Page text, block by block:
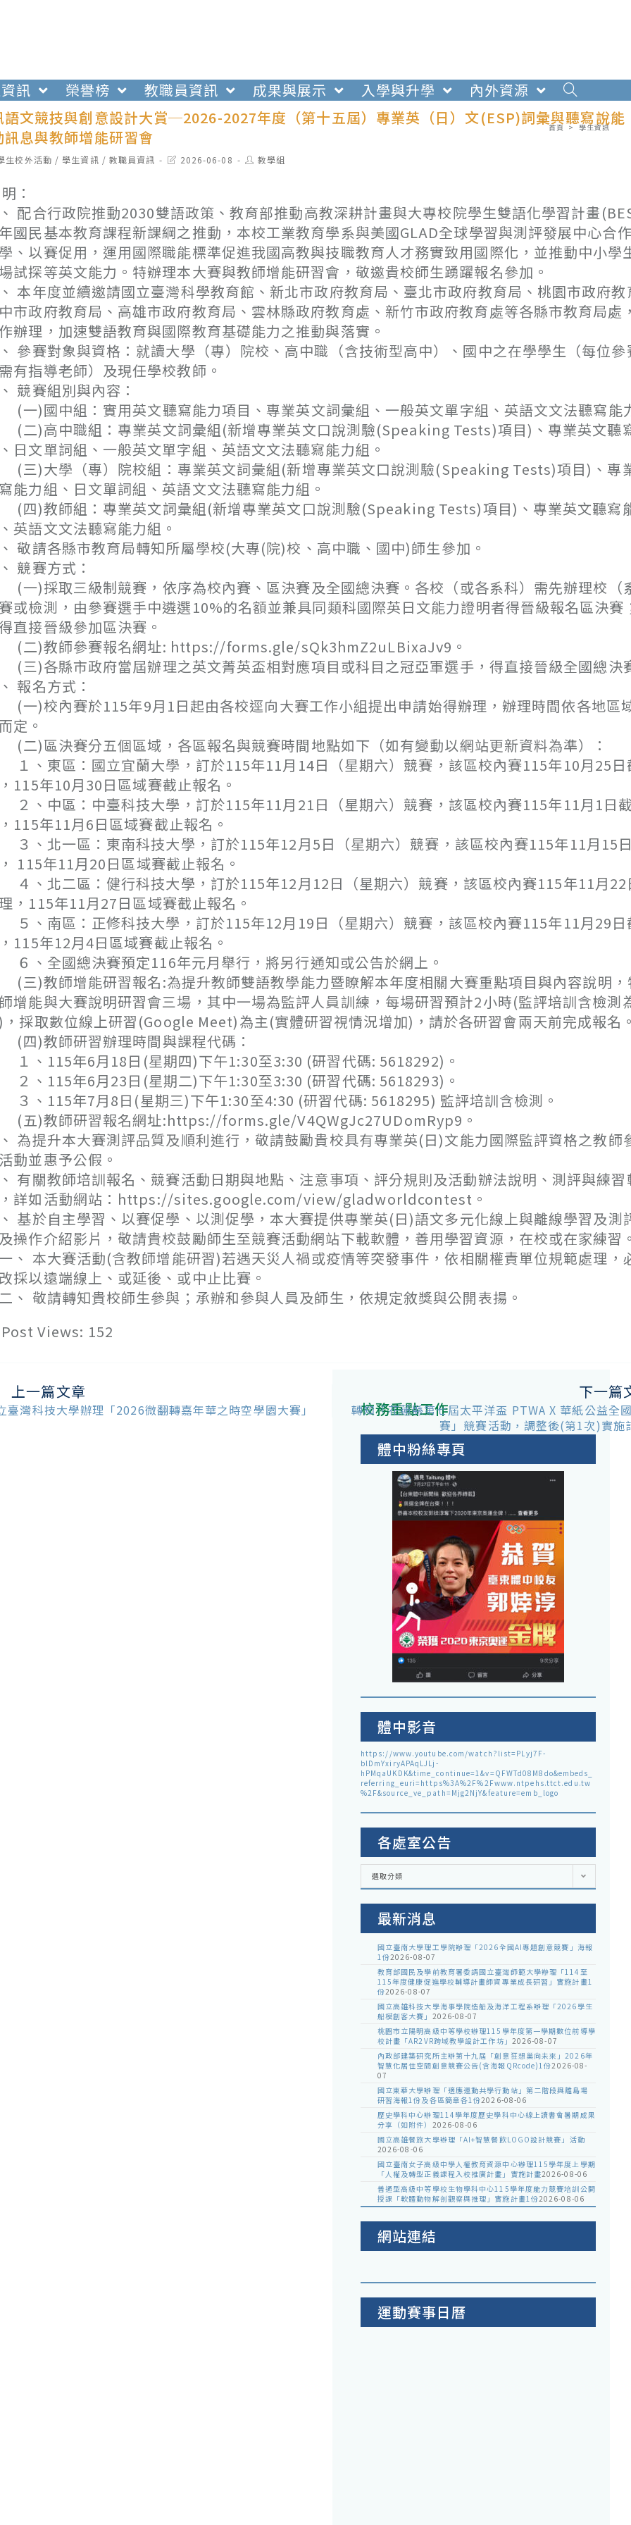
訊 榮譽榜 教職員資訊 成果與展示 入學與升學
內外資源
語文競技與創意設計大賞─2026-2027年度（第十五屆）專業英（日）文(ESP)詞彙與聽寫說能
息與教師增能研習會
首頁 > 學生資訊
生校外活動 / 學生資訊 / 教職員資訊
Post2026-06-08
Post教學組
：
配合行政院推動2030雙語政策、教育部推動高教深耕計畫與大專校院學生雙語化學習計畫
國民基本教育課程新課綱之推動，本校工業教育學系與美國GLAD全球學習與測評發展中心合
、以賽促用，運用國際職能標準促進我國高教與技職教育人才務實致用國際化，並推動中小學
試探等英文能力。特辦理本大賽與教師增能研習會，敬邀貴校師生踴躍報名參加。
本年度並續邀請國立臺灣科學教育館、新北市政府教育局、臺北市政府教育局、桃園市政府
市政府教育局、高雄市政府教育局、雲林縣政府教育處、新竹市政府教育處等各縣市教育局處
辦理，加速雙語教育與國際教育基礎能力之推動與落實。
參賽對象與資格：就讀大學（專）院校、高中職（含技術型高中）、國中之在學學生（每位
有指導老師）及現任學校教師。
競賽組別與內容：
)國中組：實用英文聽寫能力項目、專業英文詞彙組、一般英文單字組、英語文文法聽寫能
)高中職組：專業英文詞彙組(新增專業英文口說測驗(Speaking Tests)項目)、專業英文聽
日文單詞組、一般英文單字組、英語文文法聽寫能力組。
)大學（專）院校組：專業英文詞彙組(新增專業英文口說測驗(Speaking Tests)項目)、專
能力組、日文單詞組、英語文文法聽寫能力組。
)教師組：專業英文詞彙組(新增專業英文口說測驗(Speaking Tests)項目)、專業英文聽寫
英語文文法聽寫能力組。
敬請各縣市教育局轉知所屬學校(大專(院)校、高中職、國中)師生參加。
競賽方式：
)採取三級制競賽，依序為校內賽、區決賽及全國總決賽。各校（或各系科）需先辦理校（
或檢測，由參賽選手中遴選10%的名額並兼具同類科國際英日文能力證明者得晉級報名區決賽
直接晉級參加區決賽。
)教師參賽報名網址: https://forms.gle/sQk3hmZ2uLBixaJv9。
)各縣市政府當屆辦理之英文菁英盃相對應項目或科目之冠亞軍選手，得直接晉級全國總決
報名方式：
)校內賽於115年9月1日起由各校逕向大賽工作小組提出申請始得辦理，辦理時間依各地區
定。
)區決賽分五個區域，各區報名與競賽時間地點如下（如有變動以網站更新資料為準）：
、東區：國立宜蘭大學，訂於115年11月14日（星期六）競賽，該區校內賽115年10月25日
115年10月30日區域賽截止報名。
、中區：中臺科技大學，訂於115年11月21日（星期六）競賽，該區校內賽115年11月1日
115年11月6日區域賽截止報名。
、北一區：東南科技大學，訂於115年12月5日（星期六）競賽，該區校內賽115年11月15
115年11月20日區域賽截止報名。
、北二區：健行科技大學，訂於115年12月12日（星期六）競賽，該區校內賽115年11月22
，115年11月27日區域賽截止報名。
、南區：正修科技大學，訂於115年12月19日（星期六）競賽，該區校內賽115年11月29日
115年12月4日區域賽截止報名。
、全國總決賽預定116年元月舉行，將另行通知或公告於網上。
)教師增能研習報名:為提升教師雙語教學能力暨瞭解本年度相關大賽重點項目與內容說明，
增能與大賽說明研習會三場，其中一場為監評人員訓練，每場研習預計2小時(監評培訓含檢測
，採取數位線上研習(Google Meet)為主(實體研習視情況增加)，請於各研習會兩天前完成報名
)教師研習辦理時間與課程代碼：
、115年6月18日(星期四)下午1:30至3:30 (研習代碼: 5618292)。
、115年6月23日(星期二)下午1:30至3:30 (研習代碼: 5618293)。
、115年7月8日(星期三)下午1:30至4:30 (研習代碼: 5618295) 監評培訓含檢測。
)教師研習報名網址:https://forms.gle/V4QWgJc27UDomRyp9。
為提升本大賽測評品質及順利進行，敬請鼓勵貴校具有專業英(日)文能力國際監評資格之教師
動並惠予公假。
有關教師培訓報名、競賽活動日期與地點、注意事項、評分規則及活動辦法說明、測評與練
詳如活動網站：https://sites.google.com/view/gladworldcontest。
基於自主學習、以賽促學、以測促學，本大賽提供專業英(日)語文多元化線上與離線學習及測
操作介紹影片，敬請貴校鼓勵師生至競賽活動網站下載軟體，善用學習資源，在校或在家練習
、 本大賽活動(含教師增能研習)若遇天災人禍或疫情等突發事件，依相關權責單位規範處理，
採以遠端線上、或延後、或中止比賽。
、 敬請轉知貴校師生參與；承辦和參與人員及師生，依規定敘獎與公開表揚。
Post Views: 152
上一篇文章
臺灣科技大學辦理「2026微翻轉嘉年華之時空學園大賽」
下一篇
轉知「花蓮縣第七屆太平洋盃 PTWA X 華紙公益全
賽」競賽活動，調整後(第1次)實施
校務重點工作
體中粉絲專頁
體中影音
https://www.youtube.com/watch?list=PLyj7F-
blDmYxiryAPAqLJLj-
hPMqaUKDK&time_continue=1&v=QFWTd08M8do&embeds_
referring_euri=https%3A%2F%2Fwww.ntpehs.ttct.edu.tw
%2F&source_ve_path=Mjg2NjY&feature=emb_logo
各處室公告
各
室
選取分類
最新消息
國立臺南大學理工學院辦理「2026全國AI專題創意競賽」海報
1份2026-08-07
教育部國民及學前教育署委請國立臺灣師範大學辦理「114至
115年度健康促進學校輔導計畫師資專業成長研習」實施計畫1
份2026-08-07
國立高雄科技大學海事學院造船及海洋工程系辦理「2026學生
船模創客大賽」 2026-08-07
桃園市立陽明高級中等學校辦理115學年度第一學期數位前導學
校計畫「AR2VR跨域教學設計工作坊」 2026-08-07
內政部建築研究所主辦第十九屆「創意狂想巢向未來」2026年
智慧化居住空間創意競賽公告(含海報QRcode)1份2026-08-
07
國立東華大學辦理「適應運動共學行動站」第二階段與離島場
研習海報1份及各區簡章各1份2026-08-06
歷史學科中心辦理114學年度歷史學科中心線上讀書會暑期成果
分享（如附件） 2026-08-06
國立高雄餐旅大學辦理「AI+智慧餐飲LOGO設計競賽」活動
2026-08-06
國立臺南女子高級中學人權教育資源中心辦理115學年度上學期
「人權及轉型正義課程入校推廣計畫」實施計畫2026-08-06
普通型高級中等學校生物學科中心115學年度能力競賽培訓公開
授課「軟體動物解剖觀察與推理」實施計畫1份2026-08-06
網站連結
運動賽事日曆